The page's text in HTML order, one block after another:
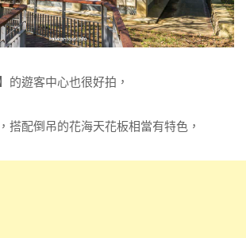
的遊客中心也很好拍，
搭配倒吊的花海天花板相當有特色，